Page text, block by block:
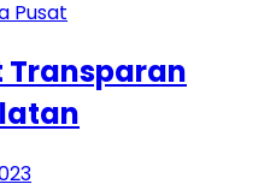
Transparan